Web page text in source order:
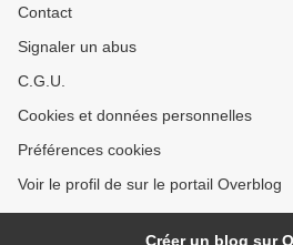
Contact
Signaler un abus
C.G.U.
Cookies et données personnelles
Préférences cookies
Voir le profil de sur le portail Overblog
Créer un blog sur